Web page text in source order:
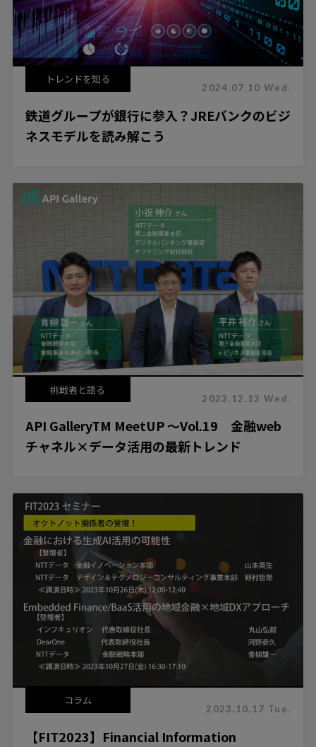
トレンドを知る
2024.07.10 Wed.
鉄道グループが銀行に参入？JREバンクのビジ
ネスモデルを読み解こう
挑戦者と語る
2023.12.13 Wed.
API GalleryTM MeetUP ～Vol.19 金融web
チャネル×データ活用の最新トレンド
コラム
2023.10.17 Tue.
【FIT2023】Financial Information